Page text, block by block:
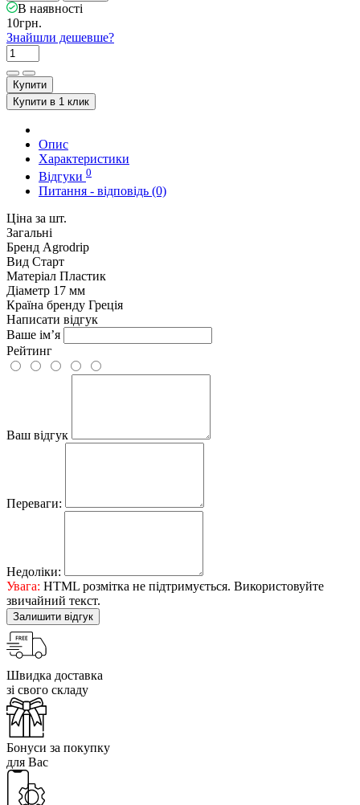
В наявності
10грн.
Знайшли дешевше?
Купити
Купити в 1 клик
Опис
Характеристики
Відгуки 0
Питання - відповідь (0)
Ціна за шт.
Загальні
Бренд Agrodrip
Вид Старт
Матеріал Пластик
Діаметр 17 мм
Країна бренду Греція
Написати відгук
Ваше ім’я
Рейтинг
Ваш відгук
Переваги:
Недоліки:
Увага: HTML розмітка не підтримується. Використовуйте
звичайний текст.
Залишити відгук
Швидка доставка
зі свого складу
Бонуси за покупку
для Вас